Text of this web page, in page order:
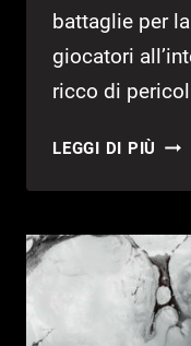
battaglie per
giocatori
ricco di
LEGGI DI PIÙ
OF
THE